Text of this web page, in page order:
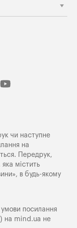
чи наступне
на
Передрук,
містить
в будь-якому
посилання
на mind.ua не